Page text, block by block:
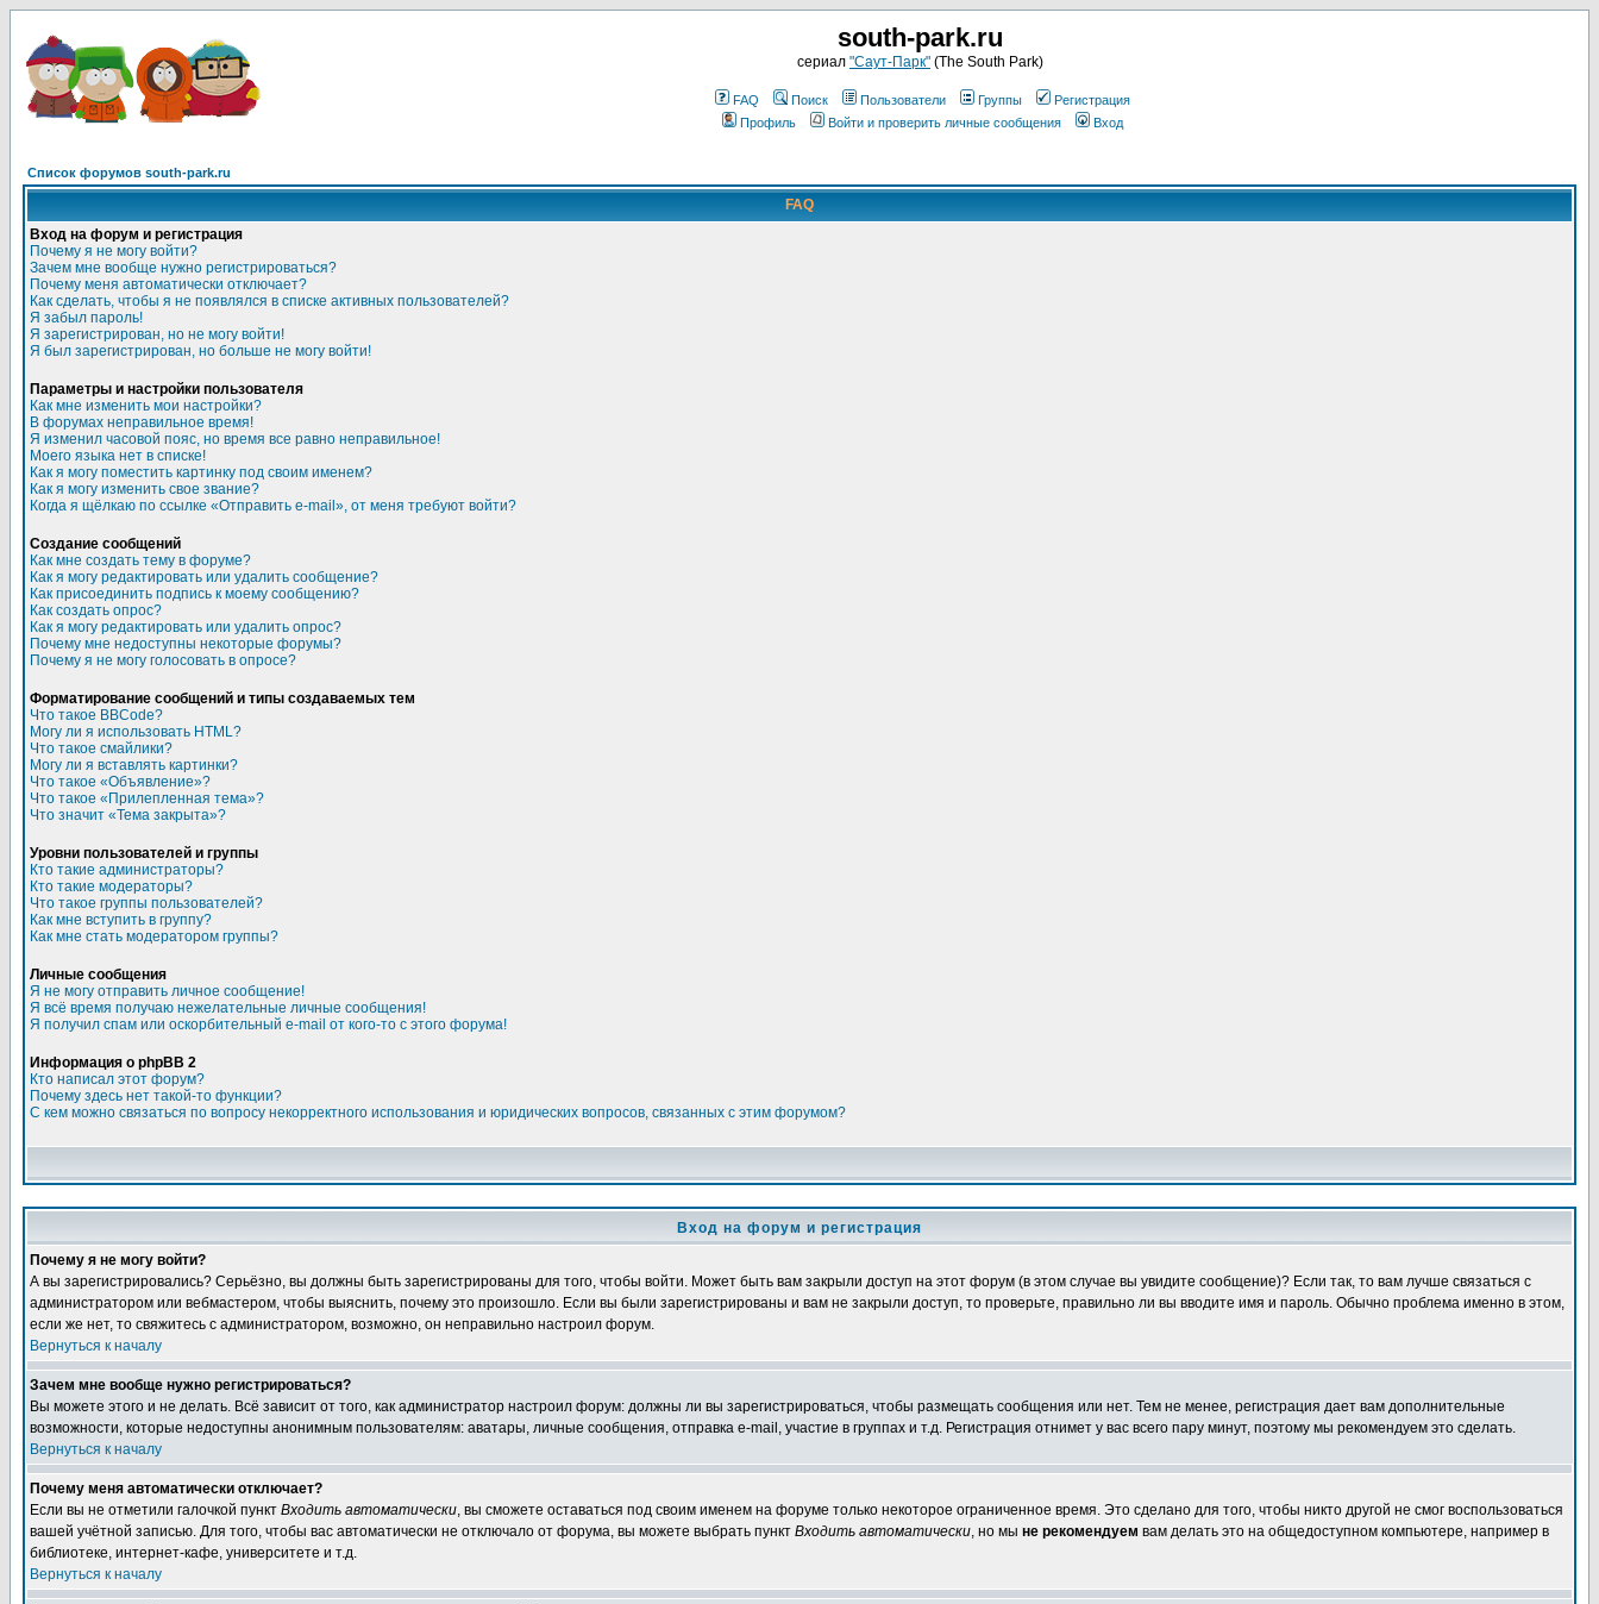
south-park.ru
сериал "Саут-Парк" (The South Park)
FAQ Поиск Пользователи Группы
Регистрация
Профиль
Войти и проверить личные сообщения Вход
Список форумов south-park.ru
FAQ
Вход на форум и регистрация
Почему я не могу войти?
Зачем мне вообще нужно регистрироваться?
Почему меня автоматически отключает?
Как сделать, чтобы я не появлялся в списке активных пользователей?
Я забыл пароль!
Я зарегистрирован, но не могу войти!
Я был зарегистрирован, но больше не могу войти!
Параметры и настройки пользователя
Как мне изменить мои настройки?
В форумах неправильное время!
Я изменил часовой пояс, но время все равно неправильное!
Моего языка нет в списке!
Как я могу поместить картинку под своим именем?
Как я могу изменить свое звание?
Когда я щёлкаю по ссылке «Отправить e-mail», от меня требуют войти?
Создание сообщений
Как мне создать тему в форуме?
Как я могу редактировать или удалить сообщение?
Как присоединить подпись к моему сообщению?
Как создать опрос?
Как я могу редактировать или удалить опрос?
Почему мне недоступны некоторые форумы?
Почему я не могу голосовать в опросе?
Форматирование сообщений и типы создаваемых тем
Что такое BBCode?
Могу ли я использовать HTML?
Что такое смайлики?
Могу ли я вставлять картинки?
Что такое «Объявление»?
Что такое «Прилепленная тема»?
Что значит «Тема закрыта»?
Уровни пользователей и группы
Кто такие администраторы?
Кто такие модераторы?
Что такое группы пользователей?
Как мне вступить в группу?
Как мне стать модератором группы?
Личные сообщения
Я не могу отправить личное сообщение!
Я всё время получаю нежелательные личные сообщения!
Я получил спам или оскорбительный e-mail от кого-то с этого форума!
Информация о phpBB 2
Кто написал этот форум?
Почему здесь нет такой-то функции?
С кем можно связаться по вопросу некорректного использования и юридических вопросов, связанных с этим форумом?
Вход на форум и регистрация
Почему я не могу войти?
А вы зарегистрировались? Серьёзно, вы должны быть зарегистрированы для того, чтобы войти. Может быть вам закрыли доступ на этот форум (в этом случае вы увидите сообщение)? Если так, то вам лучше связаться с
администратором или вебмастером, чтобы выяснить, почему это произошло. Если вы были зарегистрированы и вам не закрыли доступ, то проверьте, правильно ли вы вводите имя и пароль. Обычно проблема именно в этом,
если же нет, то свяжитесь с администратором, возможно, он неправильно настроил форум.
Вернуться к началу
Зачем мне вообще нужно регистрироваться?
Вы можете этого и не делать. Всё зависит от того, как администратор настроил форум: должны ли вы зарегистрироваться, чтобы размещать сообщения или нет. Тем не менее, регистрация дает вам дополнительные
возможности, которые недоступны анонимным пользователям: аватары, личные сообщения, отправка e-mail, участие в группах и т.д. Регистрация отнимет у вас всего пару минут, поэтому мы рекомендуем это сделать.
Вернуться к началу
Почему меня автоматически отключает?
Если вы не отметили галочкой пункт Входить автоматически, вы сможете оставаться под своим именем на форуме только некоторое ограниченное время. Это сделано для того, чтобы никто другой не смог воспользоваться
вашей учётной записью. Для того, чтобы вас автоматически не отключало от форума, вы можете выбрать пункт Входить автоматически, но мы не рекомендуем вам делать это на общедоступном компьютере, например в
библиотеке, интернет-кафе, университете и т.д.
Вернуться к началу